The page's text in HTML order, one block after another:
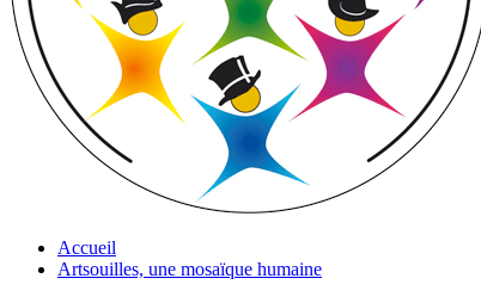
Accueil
Artsouilles, une mosaïque humaine